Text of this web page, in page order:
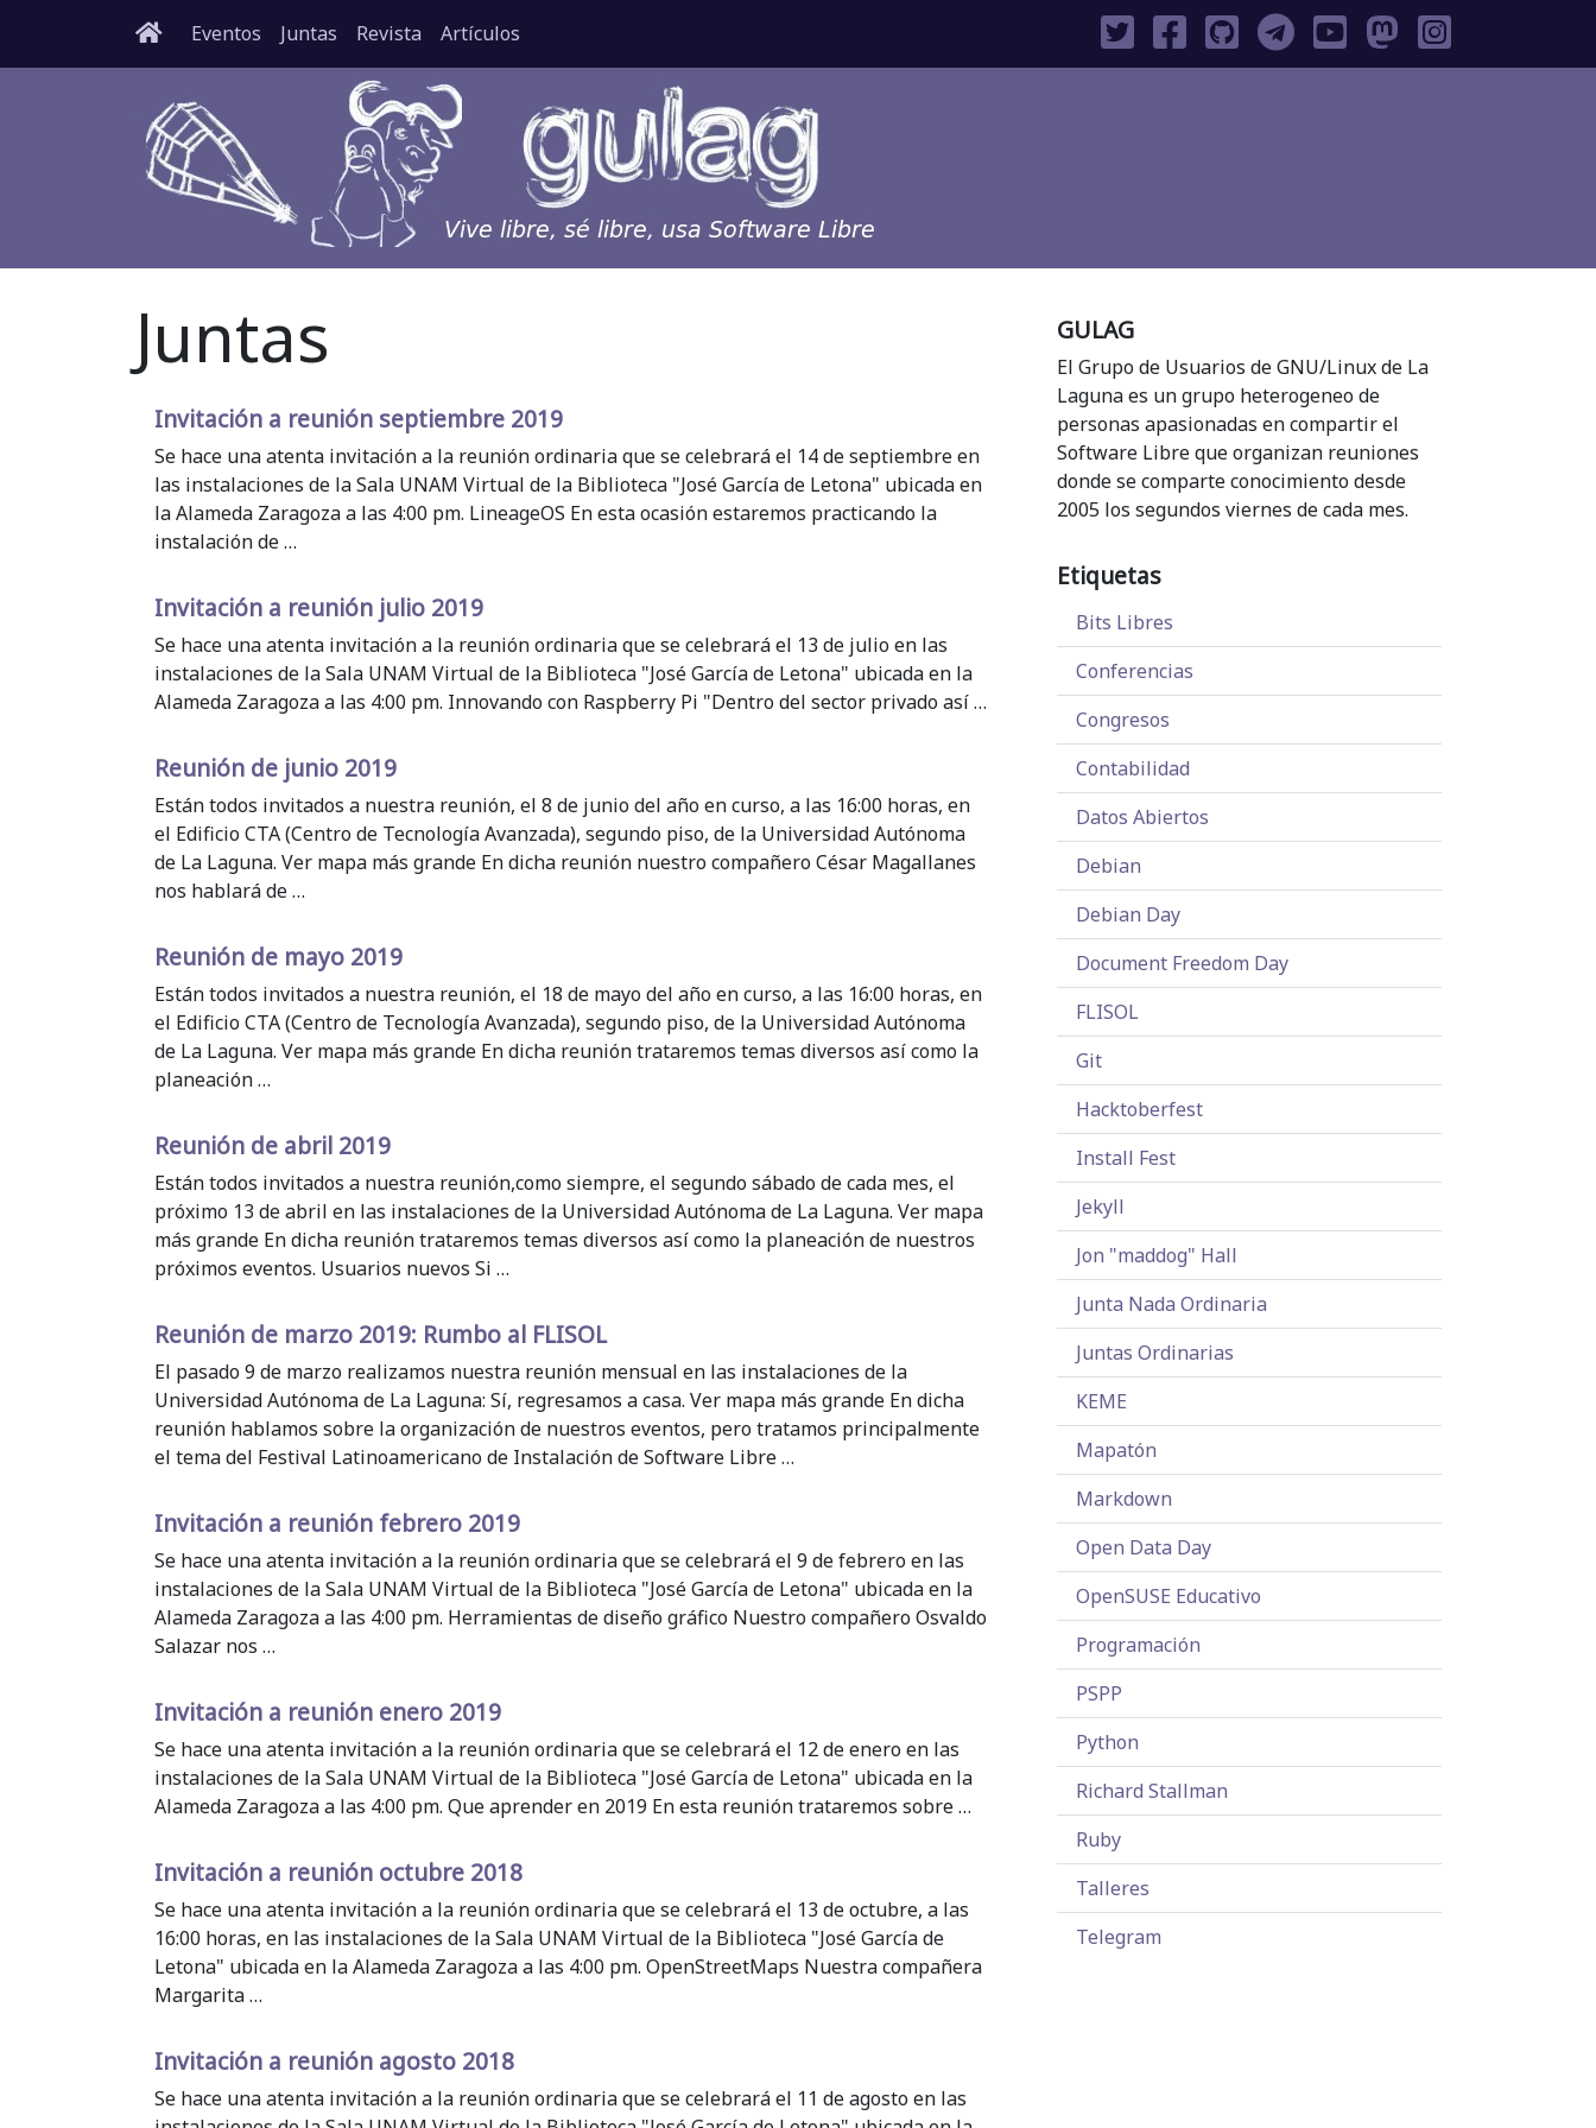
Eventos Juntas Revista Artículos
Juntas
Invitación a reunión septiembre 2019
Se hace una atenta invitación a la reunión ordinaria que se celebrará el 14 de septiembre en
las instalaciones de la Sala UNAM Virtual de la Biblioteca "José García de Letona" ubicada en
la Alameda Zaragoza a las 4:00 pm. LineageOS En esta ocasión estaremos practicando la
instalación de …
Invitación a reunión julio 2019
Se hace una atenta invitación a la reunión ordinaria que se celebrará el 13 de julio en las
instalaciones de la Sala UNAM Virtual de la Biblioteca "José García de Letona" ubicada en la
Alameda Zaragoza a las 4:00 pm. Innovando con Raspberry Pi "Dentro del sector privado así …
Reunión de junio 2019
Están todos invitados a nuestra reunión, el 8 de junio del año en curso, a las 16:00 horas, en
el Edificio CTA (Centro de Tecnología Avanzada), segundo piso, de la Universidad Autónoma
de La Laguna. Ver mapa más grande En dicha reunión nuestro compañero César Magallanes
nos hablará de …
Reunión de mayo 2019
Están todos invitados a nuestra reunión, el 18 de mayo del año en curso, a las 16:00 horas, en
el Edificio CTA (Centro de Tecnología Avanzada), segundo piso, de la Universidad Autónoma
de La Laguna. Ver mapa más grande En dicha reunión trataremos temas diversos así como la
planeación …
Reunión de abril 2019
Están todos invitados a nuestra reunión,como siempre, el segundo sábado de cada mes, el
próximo 13 de abril en las instalaciones de la Universidad Autónoma de La Laguna. Ver mapa
más grande En dicha reunión trataremos temas diversos así como la planeación de nuestros
próximos eventos. Usuarios nuevos Si …
Reunión de marzo 2019: Rumbo al FLISOL
El pasado 9 de marzo realizamos nuestra reunión mensual en las instalaciones de la
Universidad Autónoma de La Laguna: Sí, regresamos a casa. Ver mapa más grande En dicha
reunión hablamos sobre la organización de nuestros eventos, pero tratamos principalmente
el tema del Festival Latinoamericano de Instalación de Software Libre …
Invitación a reunión febrero 2019
Se hace una atenta invitación a la reunión ordinaria que se celebrará el 9 de febrero en las
instalaciones de la Sala UNAM Virtual de la Biblioteca "José García de Letona" ubicada en la
Alameda Zaragoza a las 4:00 pm. Herramientas de diseño gráfico Nuestro compañero Osvaldo
Salazar nos …
Invitación a reunión enero 2019
Se hace una atenta invitación a la reunión ordinaria que se celebrará el 12 de enero en las
instalaciones de la Sala UNAM Virtual de la Biblioteca "José García de Letona" ubicada en la
Alameda Zaragoza a las 4:00 pm. Que aprender en 2019 En esta reunión trataremos sobre …
Invitación a reunión octubre 2018
Se hace una atenta invitación a la reunión ordinaria que se celebrará el 13 de octubre, a las
16:00 horas, en las instalaciones de la Sala UNAM Virtual de la Biblioteca "José García de
Letona" ubicada en la Alameda Zaragoza a las 4:00 pm. OpenStreetMaps Nuestra compañera
Margarita …
Invitación a reunión agosto 2018
Se hace una atenta invitación a la reunión ordinaria que se celebrará el 11 de agosto en las
GULAG
El Grupo de Usuarios de GNU/Linux de La
Laguna es un grupo heterogeneo de
personas apasionadas en compartir el
Software Libre que organizan reuniones
donde se comparte conocimiento desde
2005 los segundos viernes de cada mes.
Etiquetas
Bits Libres
Conferencias
Congresos
Contabilidad
Datos Abiertos
Debian
Debian Day
Document Freedom Day
FLISOL
Git
Hacktoberfest
Install Fest
Jekyll
Jon "maddog" Hall
Junta Nada Ordinaria
Juntas Ordinarias
KEME
Mapatón
Markdown
Open Data Day
OpenSUSE Educativo
Programación
PSPP
Python
Richard Stallman
Ruby
Talleres
Telegram